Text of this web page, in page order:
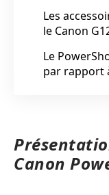
Les
le Canon
Le
par rapport
Canon